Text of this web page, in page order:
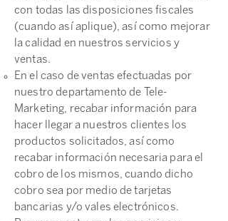
con todas las disposiciones fiscales
(cuando así aplique), así como mejorar
la calidad en nuestros servicios y
ventas.
En el caso de ventas efectuadas por
nuestro departamento de Tele-
Marketing, recabar información para
hacer llegar a nuestros clientes los
productos solicitados, así como
recabar información necesaria para el
cobro de los mismos, cuando dicho
cobro sea por medio de tarjetas
bancarias y/o vales electrónicos.